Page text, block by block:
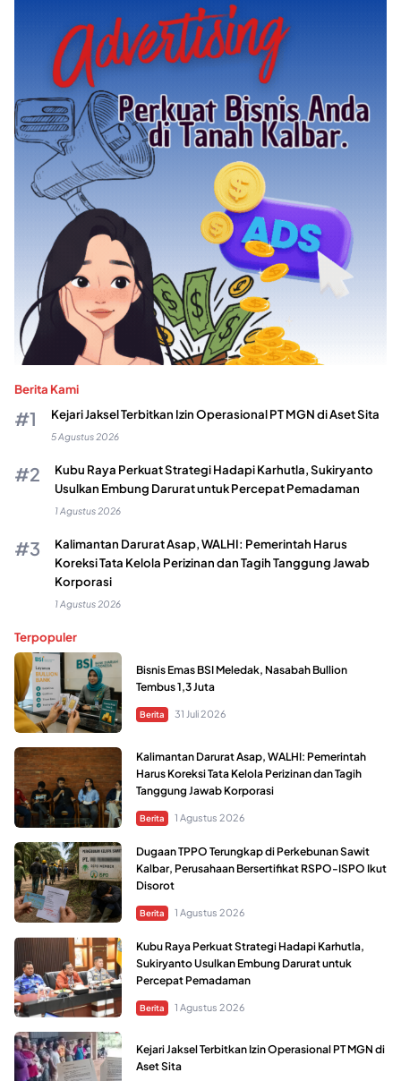
Berita Kami
Kejari Jaksel Terbitkan Izin Operasional PT MGN di Aset Sita
5 Agustus 2026
Kubu Raya Perkuat Strategi Hadapi Karhutla, Sukiryanto
Usulkan Embung Darurat untuk Percepat Pemadaman
1 Agustus 2026
Kalimantan Darurat Asap, WALHI: Pemerintah Harus
Koreksi Tata Kelola Perizinan dan Tagih Tanggung Jawab
Korporasi
1 Agustus 2026
Terpopuler
Bisnis Emas BSI Meledak, Nasabah Bullion
Tembus 1,3 Juta
Berita 31 Juli 2026
Kalimantan Darurat Asap, WALHI: Pemerintah
Harus Koreksi Tata Kelola Perizinan dan Tagih
Tanggung Jawab Korporasi
Berita 1 Agustus 2026
Dugaan TPPO Terungkap di Perkebunan Sawit
Kalbar, Perusahaan Bersertifikat RSPO-ISPO Ikut
Disorot
Berita 1 Agustus 2026
Kubu Raya Perkuat Strategi Hadapi Karhutla,
Sukiryanto Usulkan Embung Darurat untuk
Percepat Pemadaman
Berita 1 Agustus 2026
Kejari Jaksel Terbitkan Izin Operasional PT MGN di
Aset Sita